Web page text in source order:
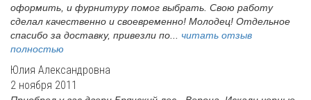
оформить, и фурнитуру помог выбрать. Свою работу
сделал качественно и своевременно! Молодец! Отдельное
спасибо за доставку, привезли по... читать отзыв
полностью
Юлия Александровна
2 ноября 2011